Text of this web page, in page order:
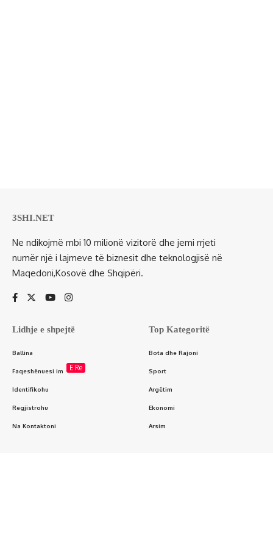
3SHI.NET
Ne ndikojmë mbi 10 milionë vizitorë dhe jemi rrjeti
numër një i lajmeve të biznesit dhe teknologjisë në
Maqedoni,Kosovë dhe Shqipëri.
Lidhje e shpejtë
Ballina
Faqeshënuesi im E Re
Identifikohu
Regjistrohu
Na Kontaktoni
Top Kategoritë
Bota dhe Rajoni
Sport
Argëtim
Ekonomi
Arsim